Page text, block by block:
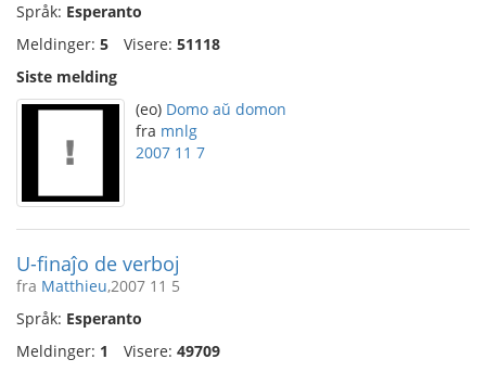
Språk: Esperanto
Meldinger: 5 Visere: 51118
Siste melding
(eo) Domo aŭ domon
fra mnlg
2007 11 7
U-finaĵo de verboj
fra Matthieu,2007 11 5
Språk: Esperanto
Meldinger: 1 Visere: 49709